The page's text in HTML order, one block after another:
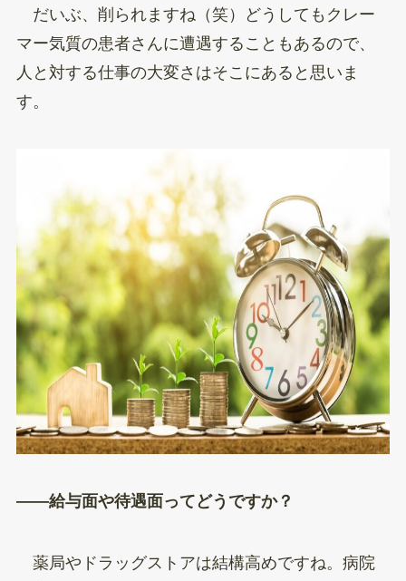
だいぶ、削られますね（笑）どうしてもクレー
マー気質の患者さんに遭遇することもあるので、
人と対する仕事の大変さはそこにあると思いま
す。
——給与面や待遇面ってどうですか？
薬局やドラッグストアは結構高めですね。病院